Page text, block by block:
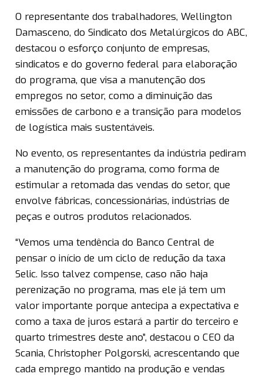
O representante dos trabalhadores, Wellington
Damasceno, do Sindicato dos Metalúrgicos do ABC,
destacou o esforço conjunto de empresas,
sindicatos e do governo federal para elaboração
do programa, que visa a manutenção dos
empregos no setor, como a diminuição das
emissões de carbono e a transição para modelos
de logística mais sustentáveis.
No evento, os representantes da indústria pediram
a manutenção do programa, como forma de
estimular a retomada das vendas do setor, que
envolve fábricas, concessionárias, indústrias de
peças e outros produtos relacionados.
“Vemos uma tendência do Banco Central de
pensar o início de um ciclo de redução da taxa
Selic. Isso talvez compense, caso não haja
perenização no programa, mas ele já tem um
valor importante porque antecipa a expectativa e
como a taxa de juros estará a partir do terceiro e
quarto trimestres deste ano”, destacou o CEO da
Scania, Christopher Polgorski, acrescentando que
cada emprego mantido na produção e vendas